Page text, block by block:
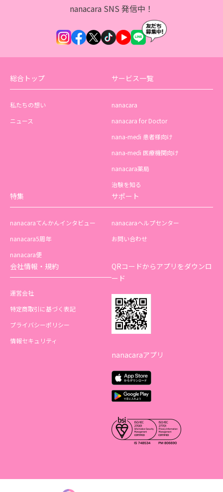
nanacara SNS 発信中！
総合トップ
私たちの想い
ニュース
サービス一覧
nanacara
nanacara for Doctor
nana-medi 患者様向け
nana-medi 医療機関向け
nanacara薬局
治験を知る
特集
nanacaraてんかんインタビュー
nanacara5周年
nanacara便
サポート
nanacaraヘルプセンター
お問い合わせ
会社情報・規約
運営会社
特定商取引に基づく表記
プライバシーポリシー
情報セキュリティ
QRコードからアプリをダウンロ
ード
nanacaraアプリ